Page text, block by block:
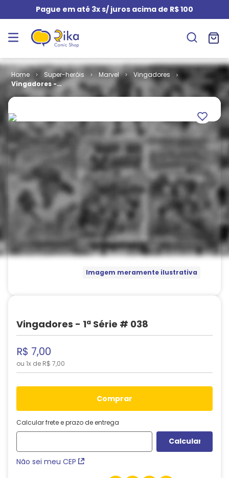
Pague em até 3x s/ juros acima de R$ 100
Super-heróis Marvel
Vingadores
Vingadores -
1ª Série # 038
Imagem meramente ilustrativa
Vingadores - 1ª Série # 038
R$ 7,00
ou 1x de R$ 7,00
comprar
Calcular frete e prazo de entrega
Não sei meu CEP